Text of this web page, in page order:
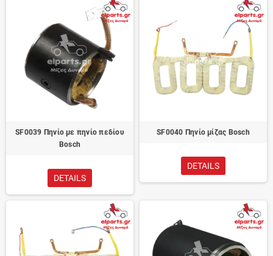
SF0039 Πηνίο με πηνίο πεδίου
Bosch
DETAILS
SF0040 Πηνίο μίζας Bosch
DETAILS